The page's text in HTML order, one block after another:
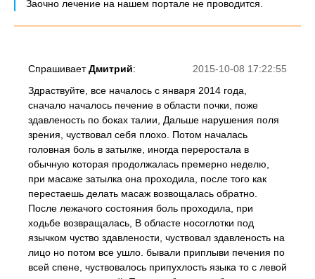
Заочно лечение на нашем портале не проводится.
2015-10-08 17:22:55
СпрашиваетДмитрий:
Здраствуйте, все началось с января 2014 года,
сначало началось печение в области почки, поже
здавленость по боках талии, Дальше нарушения поля
зрения, чуствовал себя плохо. Потом началась
головная боль в затылке, иногда переростала в
обычную которая продолжалась премерно неделю,
при масаже затылка она проходила, после того как
перестаешь делать масаж возвощалась обратно.
После лежачого состояния боль проходила, при
ходьбе возвращалась, В областе носоглотки под
язычком чуство здавлености, чуствовал здавленость на
лицо но потом все ушло. бывали приплыви печения по
всей спене, чуствовалось припухлость языка то с левой